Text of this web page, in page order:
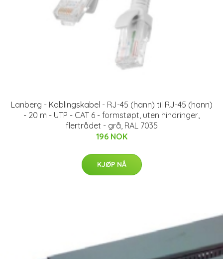
Lanberg - Koblingskabel - RJ-45 (hann) til RJ-45 (hann)
- 20 m - UTP - CAT 6 - formstøpt, uten hindringer,
flertrådet - grå, RAL 7035
196 NOK
KJØP NÅ